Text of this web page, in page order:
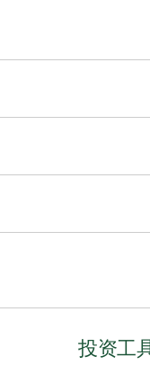
以期实现增值的过程。
值的人来说，投资是
在的投资目标、期限
值波动的接受程度的
就能够从容面对投资
TFSA、RRSP、RESP
满信心。
投资工